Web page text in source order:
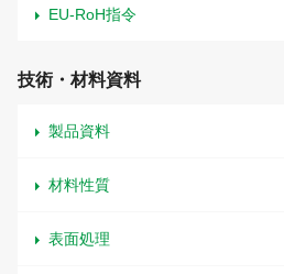
EU-RoH指令
技術・材料資料
製品資料
材料性質
表面処理